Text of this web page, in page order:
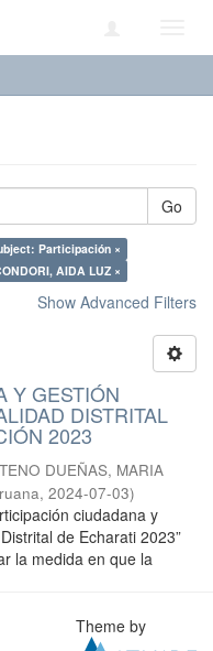
Go
Participación ×
AIDA LUZ ×
Show Advanced Filters
Y GESTIÓN
DISTRITAL
2023
DUEÑAS, MARIA
, 2024-07-03)
ciudadana y
de Echarati 2023”
la medida en que la
Theme by